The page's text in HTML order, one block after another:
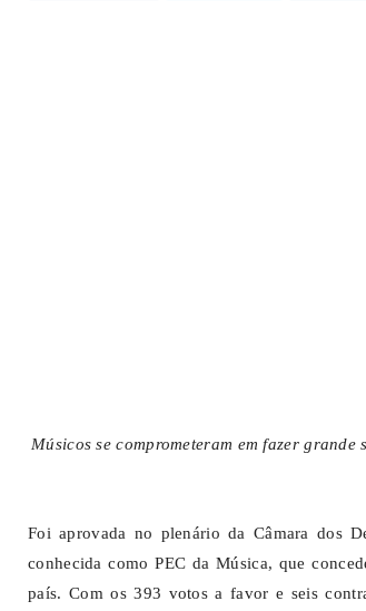
Músicos se comprometeram em fazer
Foi aprovada no plenário da Câmara dos
conhecida como PEC da Música, que
país. Com os 393 votos a favor e seis